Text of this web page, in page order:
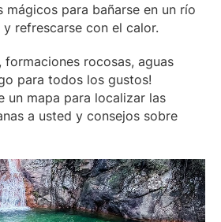
mágicos para bañarse en un río
refrescarse con el calor.
formaciones rocosas, aguas
para todos los gustos!
un mapa para localizar las
a usted y consejos sobre